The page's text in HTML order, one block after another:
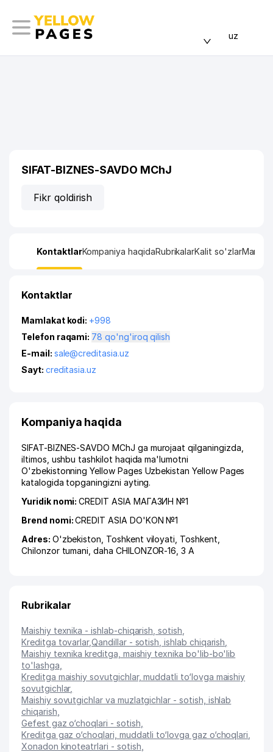
uz
SIFAT-BIZNES-SAVDO MChJ
Fikr qoldirish
KontaktlarKompaniya haqidaRubrikalarKalit so'zlarManzil
Kontaktlar
Mamlakat kodi: +998
Telefon raqami:
78 qo'ng'iroq qilish
E-mail: sale@creditasia.uz
Sayt: creditasia.uz
Kompaniya haqida
SIFAT-BIZNES-SAVDO MChJ ga murojaat qilganingizda,
iltimos, ushbu tashkilot haqida ma'lumotni
O'zbekistonning Yellow Pages Uzbekistan Yellow Pages
katalogida topganingizni ayting.
Yuridik nomi:CREDIT ASIA МАГАЗИН №1
Brend nomi:CREDIT ASIA DO'KON №1
Adres: O'zbekiston, Toshkent viloyati Toshkent
Chilonzor tumani ,daha CHILONZOR-16 , 3 А
Rubrikalar
Maishiy texnika - ishlab-chiqarish, sotish
Kreditga tovarlar,Qandillar - sotish, ishlab chiqarish
Maishiy texnika kreditga, maishiy texnika bo'lib-bo'lib
to'lashga
Kreditga maishiy sovutgichlar, muddatli to‘lovga maishiy
sovutgichlar,
Maishiy sovutgichlar va muzlatgichlar - sotish, ishlab
chiqarish
Gefest gaz o‘choqlari - sotish
Kreditga gaz o‘choqlari, muddatli to‘lovga gaz o‘choqlari
Xonadon kinoteatrlari - sotish